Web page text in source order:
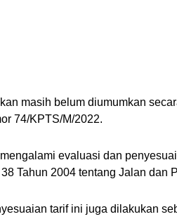
masih belum diumumkan
74/KPTS/M/2022.
evaluasi dan
Tahun 2004 tentang Jalan
tarif ini juga dilakukan